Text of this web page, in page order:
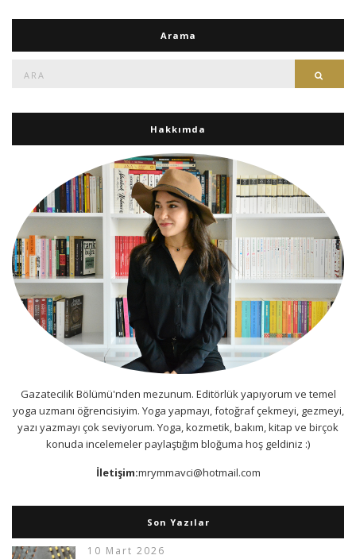
Arama
Hakkımda
Gazatecilik Bölümü'nden mezunum. Editörlük yapıyorum ve temel
yoga uzmanı öğrencisiyim. Yoga yapmayı, fotoğraf çekmeyi, gezmeyi,
yazı yazmayı çok seviyorum. Yoga, kozmetik, bakım, kitap ve birçok
konuda incelemeler paylaştığım bloğuma hoş geldiniz :)
İletişim:mrymmavci@hotmail.com
Son Yazılar
10 Mart 2026